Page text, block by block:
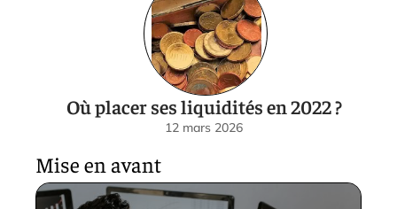
Où placer ses liquidités en 2022 ?
12 mars 2026
Mise en avant